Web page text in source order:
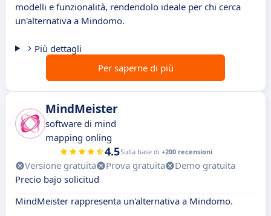
modelli e funzionalità, rendendolo ideale per chi cerca
un'alternativa a Mindomo.
Più dettagli
Per saperne di più
MindMeister
software di mind
mapping onling
4.5Sulla base di +200 recensioni
Versione gratuita Prova gratuita
Demo gratuita
Precio bajo solicitud
MindMeister rappresenta un'alternativa a Mindomo.